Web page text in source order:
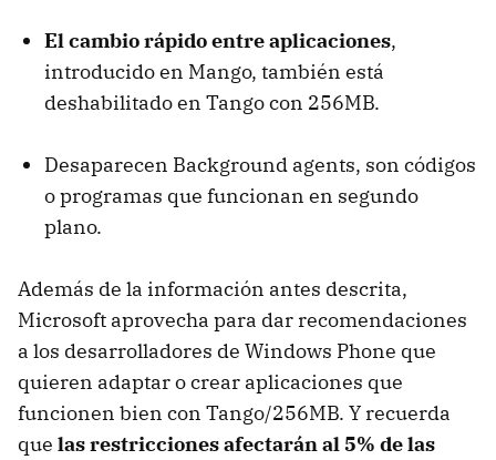
El cambio rápido entre aplicaciones,
introducido en Mango, también está
deshabilitado en Tango con 256MB.
Desaparecen Background agents, son códigos
o programas que funcionan en segundo
plano.
Además de la información antes descrita,
Microsoft aprovecha para dar recomendaciones
a los desarrolladores de Windows Phone que
quieren adaptar o crear aplicaciones que
funcionen bien con Tango/256MB. Y recuerda
que las restricciones afectarán al 5% de las